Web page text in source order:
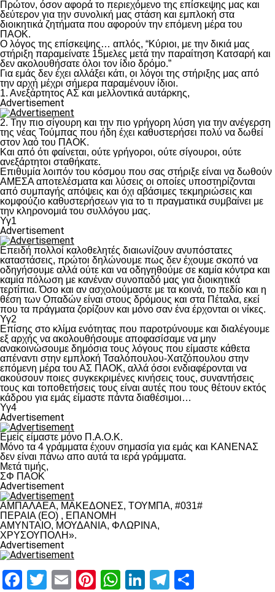
Πρώτον, όσον αφορά το περιεχόμενο της επίσκεψης μας και
δεύτερον για την συνολική μας στάση και εμπλοκή στα
διοικητικά ζητήματα που αφορούν την επόμενη μέρα του
ΠΑΟΚ.
Ο λόγος της επίσκεψης… απλός, “Κύριοι, με την δικιά μας
στήριξη παραμείνατε 15μελες μετά την παραίτηση Κατσαρή και
δεν ακολουθήσατε όλοι τον ίδιο δρόμο.”
Για εμάς δεν έχει αλλάξει κάτι, οι λόγοι της στήριξης μας από
την αρχή μέχρι σήμερα παραμένουν ίδιοι.
1. Ανεξάρτητος ΑΣ και μελλοντικά αυτάρκης,
Advertisement
2. Την πιο σίγουρη και την πιο γρήγορη λύση για την ανέγερση
της νέας Τούμπας που ήδη έχει καθυστερήσει πολύ να δωθεί
στον λαό του ΠΑΟΚ.
Και από ότι φαίνεται, ούτε γρήγοροι, ούτε σίγουροι, ούτε
ανεξάρτητοι σταθήκατε.
Επιθυμία λοιπόν του κόσμου που σας στήριξε είναι να δωθούν
ΑΜΕΣΑ αποτελέσματα και λύσεις οι οποίες υποστηρίζονται
από συμπαγής απόψεις και όχι αβάσιμες τεκμηριώσεις και
κομφούζιο καθυστερήσεων για το τι πραγματικά συμβαίνει με
την κληρονομιά του συλλόγου μας.
Υγ1
Advertisement
Επειδή πολλοί καλοθελητές διαιωνίζουν ανυπόστατες
καταστάσεις, πρώτοι δηλώνουμε πως δεν έχουμε σκοπό να
οδηγήσουμε αλλά ούτε και να οδηγηθούμε σε καμία κόντρα και
καμία πόλωση με κανέναν συνοπαδό μας για διοικητικά
τερτίπια. Όσο και αν ασχολούμαστε με τα κοινά, το πεδίο και η
θέση των Οπαδών είναι στους δρόμους και στα Πέταλα, εκεί
που τα πράγματα ζορίζουν και μόνο σαν ένα έρχονται οι νίκες.
Υγ2
Επίσης στο κλίμα ενότητας που παροτρύνουμε και διαλέγουμε
εξ αρχής να ακολουθήσουμε αποφασίσαμε να μην
ανακοινώσουμε δημόσια τους λόγους που είμαστε κάθετα
απέναντι στην εμπλοκή Τσαλόπουλου-Χατζόπουλου στην
επόμενη μέρα του ΑΣ ΠΑΟΚ, αλλά όσοι ενδιαφέρονται να
ακούσουν ποιες συγκεκριμένες κινήσεις τους, συναντήσεις
τους και τοποθετήσεις τους είναι αυτές που τους θέτουν εκτός
κάδρου για εμάς είμαστε πάντα διαθέσιμοι…
Υγ4
Advertisement
Εμείς είμαστε μόνο Π.Α.Ο.Κ.
Μόνο τα 4 γράμματα έχουν σημασία για εμάς και ΚΑΝΕΝΑΣ
δεν είναι πάνω απο αυτά τα ιερά γράμματα.
Μετά τιμής,
ΣΦ ΠΑΟΚ
Advertisement
ΑΜΠΑΛΑΕΑ, ΜΑΚΕΔΟΝΕΣ, ΤΟΥΜΠΑ, #031#
ΠΕΡΑΙΑ (ΕΟ) , ΕΠΑΝΟΜΗ
ΑΜΥΝΤΑΙΟ, ΜΟΥΔΑΝΙΑ, ΦΛΩΡΙΝΑ,
ΧΡΥΣΟΥΠΟΛΗ».
Advertisement
Facebook
Twitter
EmailPinterest
WhatsApp
LinkedIn
Telegram